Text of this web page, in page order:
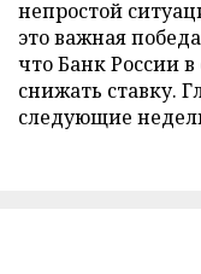
непростой
это важная
что Банк России
снижать ставку.
следующие